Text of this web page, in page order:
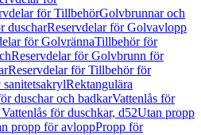
för TillbehörGolvbrunnar och
duscharReservdelar för Golvavlopp
för GolvrännaTillbehör för
Reservdelar för Golvbrunn för
Reservdelar för Tillbehör för
Rektangulära
duschar och badkarVattenlås för
för duschkar, d52Utan propp
propp för avloppPropp för